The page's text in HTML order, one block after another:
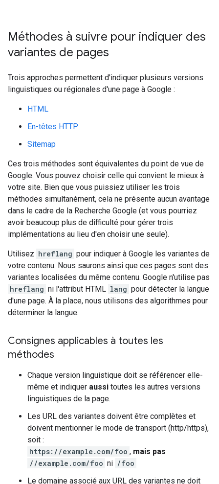
Méthodes à suivre pour indiquer des
variantes de pages
Trois approches permettent d'indiquer plusieurs versions
linguistiques ou régionales d'une page à Google :
HTML
En-têtes HTTP
Sitemap
Ces trois méthodes sont équivalentes du point de vue de
Google. Vous pouvez choisir celle qui convient le mieux à
votre site. Bien que vous puissiez utiliser les trois
méthodes simultanément, cela ne présente aucun avantage
dans le cadre de la Recherche Google (et vous pourriez
avoir beaucoup plus de difficulté pour gérer trois
implémentations au lieu d'en choisir une seule).
Utilisez hreflang pour indiquer à Google les variantes de
votre contenu. Nous saurons ainsi que ces pages sont des
variantes localisées du même contenu. Google n'utilise pas
hreflang ni l'attribut HTML lang pour détecter la langue
d'une page. À la place, nous utilisons des algorithmes pour
déterminer la langue.
Consignes applicables à toutes les
méthodes
Chaque version linguistique doit se référencer elle-
même et indiquer aussi toutes les autres versions
linguistiques de la page.
Les URL des variantes doivent être complètes et
doivent mentionner le mode de transport (http/https),
soit :
https://example.com/foo , mais pas
//example.com/foo ni /foo
Le domaine associé aux URL des variantes ne doit